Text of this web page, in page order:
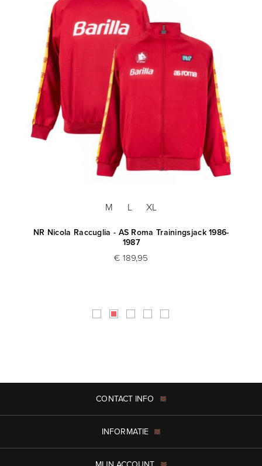
M L XL
NR Nicola Raccuglia - AS Roma Trainingsjack 1986-
1987
€ 189,95
CONTACT INFO
INFORMATIE